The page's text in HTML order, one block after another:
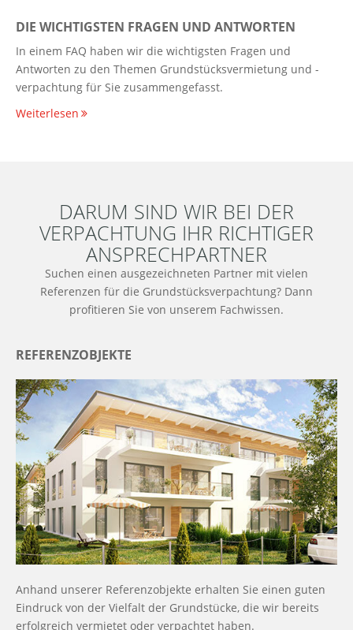
DIE WICHTIGSTEN FRAGEN UND ANTWORTEN
In einem FAQ haben wir die wichtigsten Fragen und
Antworten zu den Themen Grundstücksvermietung und -
verpachtung für Sie zusammengefasst.
Weiterlesen
DARUM SIND WIR BEI DER
VERPACHTUNG IHR RICHTIGER
ANSPRECHPARTNER
Suchen einen ausgezeichneten Partner mit vielen
Referenzen für die Grundstücksverpachtung? Dann
profitieren Sie von unserem Fachwissen.
REFERENZOBJEKTE
Anhand unserer Referenzobjekte erhalten Sie einen guten
Eindruck von der Vielfalt der Grundstücke, die wir bereits
erfolgreich vermietet oder verpachtet haben.